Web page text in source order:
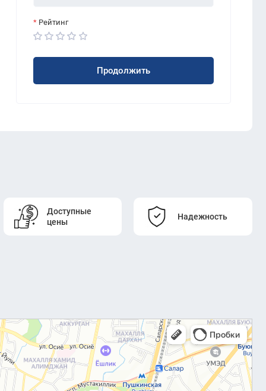
Рейтинг
Продолжить
Доступные
цены
Надежность